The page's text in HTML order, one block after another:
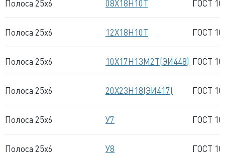
Полоса 25x6 08Х18Н10Т ГОСТ
Полоса 25x6 12Х18Н10Т ГОСТ
Полоса 25x6 10Х17Н13М2Т(ЭИ448) ГОСТ
Полоса 25x6 20Х23Н18(ЭИ417) ГОСТ
Полоса 25x6 У7 ГОСТ
Полоса 25x6 У8 ГОСТ